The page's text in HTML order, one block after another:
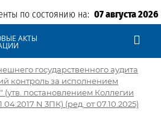
по состоянию на: 07 августа 2026
АКТЫ
государственного аудита
контроль за исполнением
постановлением Коллегии
N 3ПК) (ред. от 07.10.2025)